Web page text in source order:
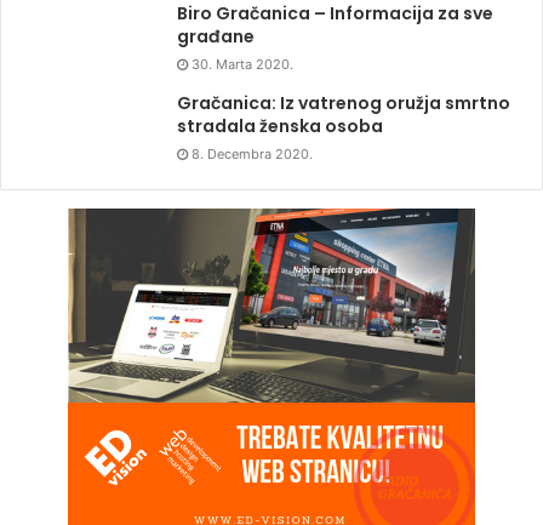
Biro Gračanica – Informacija za sve
građane
30. Marta 2020.
Gračanica: Iz vatrenog oružja smrtno
stradala ženska osoba
8. Decembra 2020.